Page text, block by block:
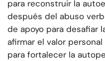
para reconstruir la
después del abuso
de apoyo para desafiar
afirmar el valor
para fortalecer la